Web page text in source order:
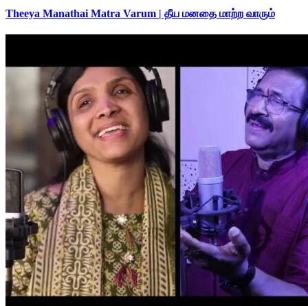
Theeya Manathai Matra Varum | தீய மனதை மாற்ற வாரும்